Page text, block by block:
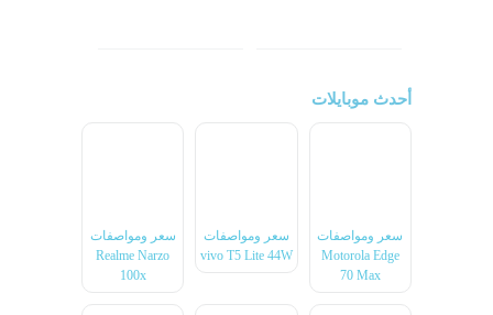
أحدث موبايلات
سعر ومواصفات
Motorola Edge
70 Max
سعر ومواصفات
vivo T5 Lite 44W
سعر ومواصفات
Realme Narzo
100x